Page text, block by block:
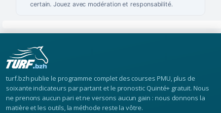
certain. Jouez avec modération et responsabilité.
turf.bzh publie le programme complet des courses PMU, plus de
soixante indicateurs par partant et le pronostic Quinté+ gratuit. Nous
ne prenons aucun pari et ne versons aucun gain : nous donnons la
matière et les outils, la méthode reste la vôtre.